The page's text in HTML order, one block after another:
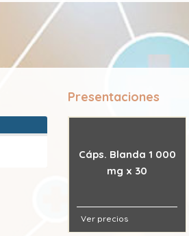
Presentaciones
Cáps. Blanda 1 000
mg x 30
Ver precios